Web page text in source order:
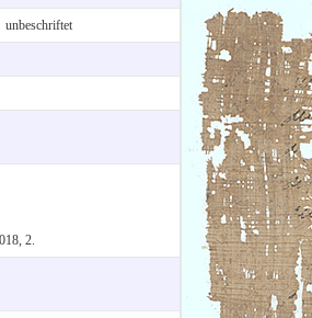
unbeschriftet
2.